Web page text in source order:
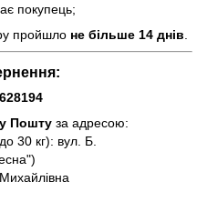
покупець;
пройшло не більше 14 днів
Пошту за адресою:
30 кг): вул. Б.